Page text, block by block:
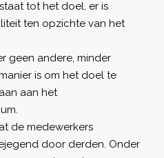
tot het doel, er is
ten opzichte van het
geen andere, minder
is om het doel te
aan het
de medewerkers
door derden. Onder